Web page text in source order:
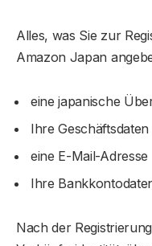
Alles, was Sie zur
Amazon Japan
eine japanische
Ihre
eine E-Mail-Adresse
Ihre
Nach der